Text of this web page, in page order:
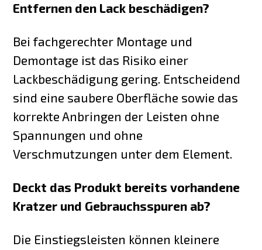
Entfernen den Lack beschädigen?
Bei fachgerechter Montage und
Demontage ist das Risiko einer
Lackbeschädigung gering. Entscheidend
sind eine saubere Oberfläche sowie das
korrekte Anbringen der Leisten ohne
Spannungen und ohne
Verschmutzungen unter dem Element.
Deckt das Produkt bereits vorhandene
Kratzer und Gebrauchsspuren ab?
Die Einstiegsleisten können kleinere